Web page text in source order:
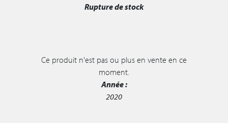
Rupture de stock
Ce produit n'est pas ou plus en vente en ce
moment.
Année :
2020